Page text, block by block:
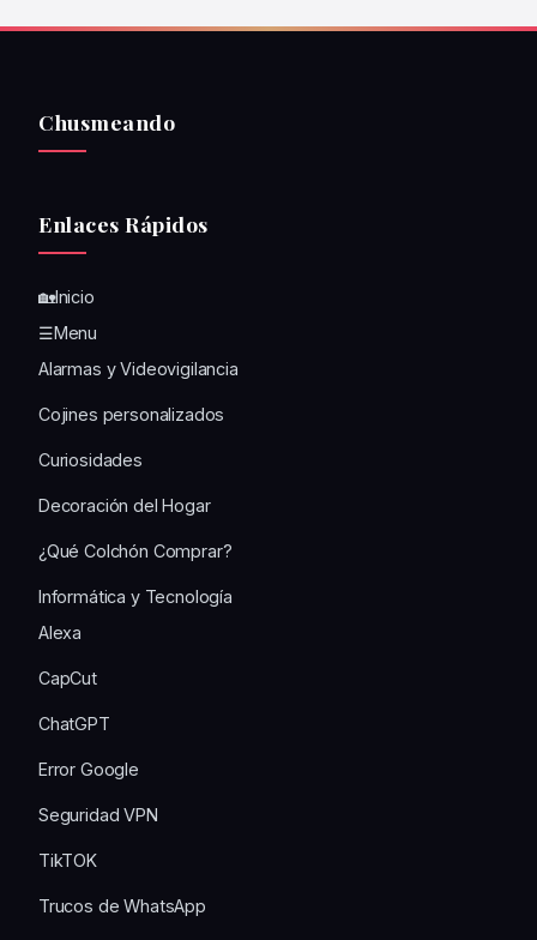
Chusmeando
Enlaces Rápidos
🏡Inicio
☰Menu
Alarmas y Videovigilancia
Cojines personalizados
Curiosidades
Decoración del Hogar
¿Qué Colchón Comprar?
Informática y Tecnología
Alexa
CapCut
ChatGPT
Error Google
Seguridad VPN
TikTOK
Trucos de WhatsApp